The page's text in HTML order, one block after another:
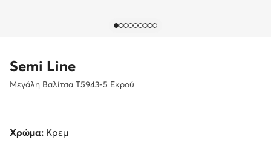
Semi Line
Μεγάλη Βαλίτσα T5943-5 Εκρού
Χρώμα: Κρεμ